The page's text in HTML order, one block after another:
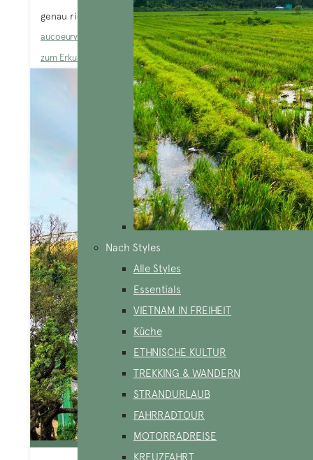
Nach Styles
Alle Styles
Essentials
VIETNAM IN FREIHEIT
Küche
ETHNISCHE KULTUR
TREKKING & WANDERN
STRANDURLAUB
FAHRRADTOUR
MOTORRADREISE
KREUZFAHRT
genau richtig, denn...
aucoeurvietnam-adminBlog, Da Nang, In Vietnam, Orte
zum Erkunden
Zentralvietnam